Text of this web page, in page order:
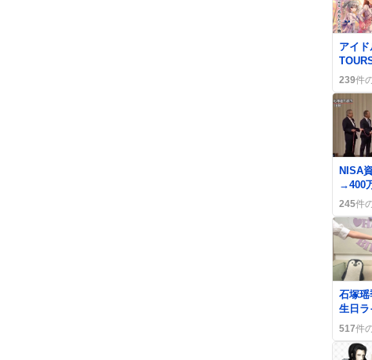
アイ
1弾と
導入
ばいな
239件
NISA
→400
と底値
が
245件
石塚瑶
生日ラ
ァン歓
んに
上がり
517件